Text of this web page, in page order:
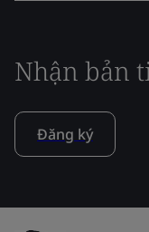
Nhận bản
Đăng ký